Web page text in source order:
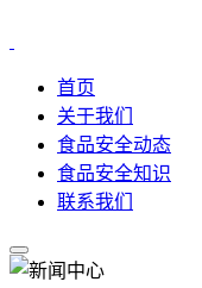
首页
关于我们
食品安全动态
食品安全知识
联系我们